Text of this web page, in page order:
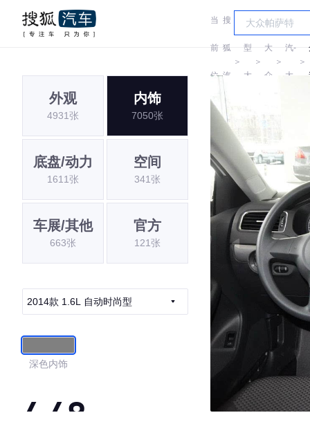
当
前
位
置:
搜
狐
汽
车
＞
车
型
大
＞
大
众
＞
一
汽-
大
＞
外观
4931张
内饰
7050张
底盘/动力
1611张
空间
341张
车展/其他
663张
官方
121张
2014款 1.6L 自动时尚型
深色内饰
4.48